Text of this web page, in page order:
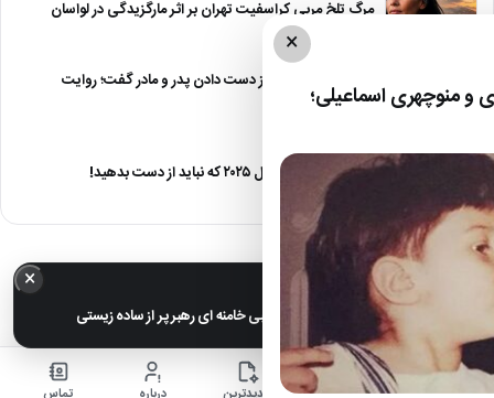
مرگ تلخ مربی کراسفیت تهران بر اثر مارگزیدگی در لواسان
حمید استیلی از غم از دست دادن پدر و مادر گفت؛ روایت
صریح…
معرفی ۶ مینی سریال ۲۰۲۵ که نباید از دست بدهید!
×
منوچهری اسماعیلی؛
× خبر مهم
عکس های خانوادگی مجتبی خامنه ای رهبر پر از ساده زیستی